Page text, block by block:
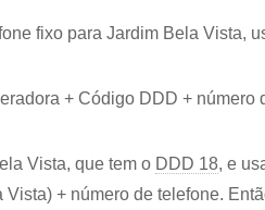
fixo para Jardim Bela Vista,
+ Código DDD +
Vista, que tem o DDD 18, e
Vista) + número de telefone.